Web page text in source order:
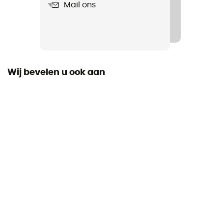
Mail ons
Wij bevelen u ook aan